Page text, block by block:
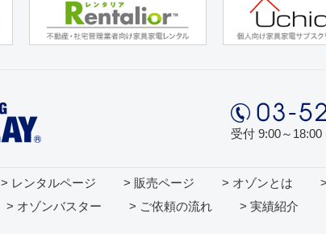
受付 9:00～
> レンタルページ > 販売ページ > オゾンとは
> オゾンバスター > ご依頼の流れ > 実績紹介